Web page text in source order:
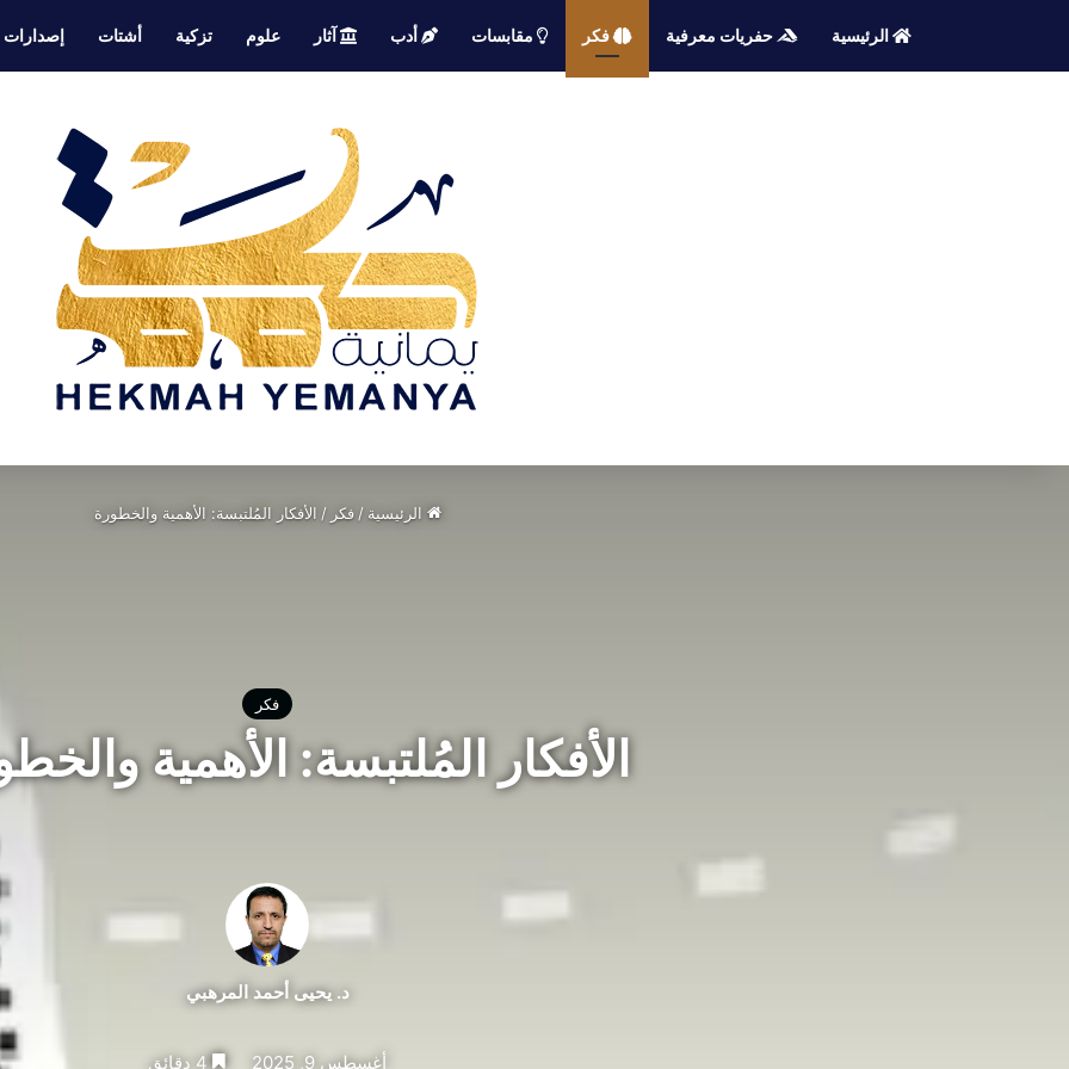
الرئيسية حفريات معرفية فكر مقابسات أدب آثار علوم تزكية أشتات إصدارات
الرئيسية / فكر / الأفكار المُلتبسة: الأهمية والخطورة
فكر
الأفكار المُلتبسة: الأهمية
د. يحيى أحمد المرهبي
أغسطس 9, 2025 4 دقائق